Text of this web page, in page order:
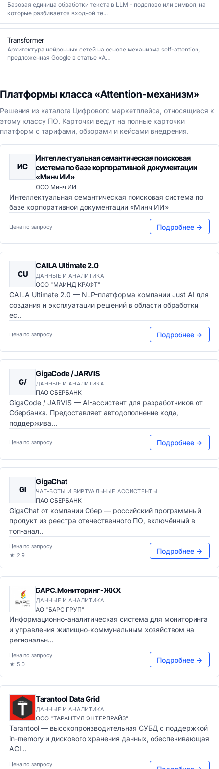
Базовая единица обработки текста в LLM – подслово или символ, на
которые разбивается входной те...
Transformer
Архитектура нейронных сетей на основе механизма self-attention,
предложенная Google в статье «A...
Платформы класса «Attention-механизм»
Решения из каталога Цифрового маркетплейса, относящиеся к
этому классу ПО. Карточки ведут на полные карточки
платформ с тарифами, обзорами и кейсами внедрения.
ИС
Интеллектуальная семантическая поисковая
система по базе корпоративной документации
«Минч ИИ»
ООО Минч ИИ
Интеллектуальная семантическая поисковая система по
базе корпоративной документации «Минч ИИ»
Цена по запросу Подробнее →
CU
CAILA Ultimate 2.0
ДАННЫЕ И АНАЛИТИКА
ООО "МАИНД КРАФТ"
CAILA Ultimate 2.0 — NLP-платформа компании Just AI для
создания и эксплуатации решений в области обработки
ес...
Цена по запросу Подробнее →
G/
GigaCode / JARVIS
ДАННЫЕ И АНАЛИТИКА
ПАО СБЕРБАНК
GigaCode / JARVIS — AI-ассистент для разработчиков от
Сбербанка. Предоставляет автодополнение кода,
поддержива...
Цена по запросу Подробнее →
GI
GigaChat
ЧАТ-БОТЫ И ВИРТУАЛЬНЫЕ АССИСТЕНТЫ
ПАО СБЕРБАНК
GigaChat от компании Сбер — российский программный
продукт из реестра отечественного ПО, включённый в
топ-анал...
Цена по запросу
★ 2.9
Подробнее →
БАРС.Мониторинг-ЖКХ
ДАННЫЕ И АНАЛИТИКА
АО "БАРС ГРУП"
Информационно-аналитическая система для мониторинга
и управления жилищно-коммунальным хозяйством на
региональн...
Цена по запросу
★ 5.0
Подробнее →
Tarantool Data Grid
ДАННЫЕ И АНАЛИТИКА
ООО "ТАРАНТУЛ ЭНТЕРПРАЙЗ"
Tarantool — высокопроизводительная СУБД с поддержкой
in-memory и дискового хранения данных, обеспечивающая
ACI...
Цена по запросу